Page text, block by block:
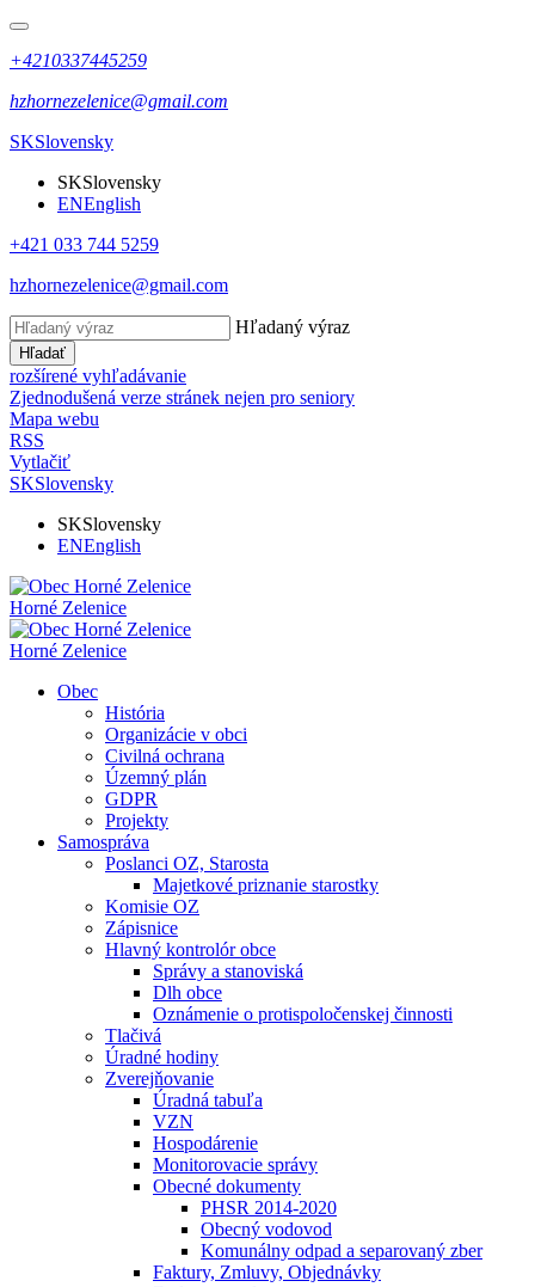
+4210337445259
hzhornezelenice@gmail.com
SKSlovensky
SKSlovensky
ENEnglish
+421 033 744 5259
hzhornezelenice@gmail.com
Hľadaný výraz
Hľadať
rozšírené vyhľadávanie
Zjednodušená verze stránek nejen pro seniory
Mapa webu
RSS
Vytlačiť
SKSlovensky
SKSlovensky
ENEnglish
Horné Zelenice
Horné Zelenice
Obec
História
Organizácie v obci
Civilná ochrana
Územný plán
GDPR
Projekty
Samospráva
Poslanci OZ, Starosta
Majetkové priznanie starostky
Komisie OZ
Zápisnice
Hlavný kontrolór obce
Správy a stanoviská
Dlh obce
Oznámenie o protispoločenskej činnosti
Tlačivá
Úradné hodiny
Zverejňovanie
Úradná tabuľa
VZN
Hospodárenie
Monitorovacie správy
Obecné dokumenty
PHSR 2014-2020
Obecný vodovod
Komunálny odpad a separovaný zber
Faktury, Zmluvy, Objednávky